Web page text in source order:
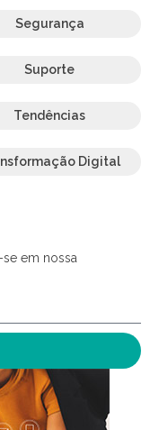
Segurança
Suporte
Tendências
Digital
em nossa